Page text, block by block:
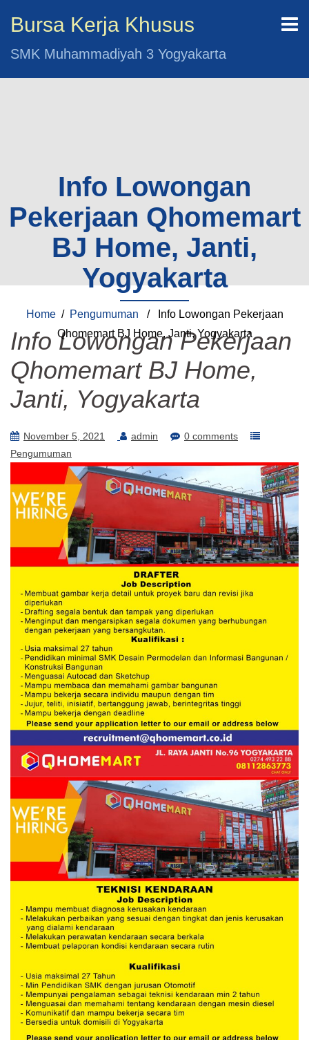
Bursa Kerja Khusus
SMK Muhammadiyah 3 Yogyakarta
Info Lowongan
Pekerjaan Qhomemart
BJ Home, Janti,
Yogyakarta
Home/ Pengumuman / Info Lowongan Pekerjaan
Qhomemart BJ Home, Janti, Yogyakarta
Info Lowongan Pekerjaan
Qhomemart BJ Home,
Janti, Yogyakarta
November 5, 2021 admin
0 comments
Pengumuman